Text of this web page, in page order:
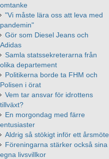
omtanke
"Vi måste lära oss att leva med
pandemin"
Gör som Diesel Jeans och
Adidas
Samla statssekreterarna från
olika departement
Politikerna borde ta FHM och
Polisen i örat
Vem tar ansvar för idrottens
tillväxt?
En morgondag med färre
entusiaster
Aldrig så stökigt inför ett årsmöte
Föreningarna stärker också sina
egna livsvillkor